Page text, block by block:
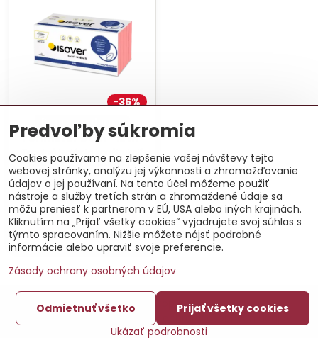
36%
Doprava zdarma
Perimeter 3 cm - 12 m²
Tepelná izolácia konštrukcií
budov, ktoré sa dotýkajú
zeme-do hĺbky 6 m.
46,76 €
3,90 €/ m2
Do košíka
©2026
Copyright
Zásady ochrany osobných údajov
Vytvorené pomocou:BiznisWeb.sk
Predvoľby súkromia
Cookies používame na zlepšenie vašej návštevy tejto
webovej stránky, analýzu jej výkonnosti a zhromažďovanie
údajov o jej používaní. Na tento účel môžeme použiť
nástroje a služby tretích strán a zhromaždené údaje sa
môžu preniesť k partnerom v EÚ, USA alebo iných krajinách.
Kliknutím na „Prijať všetky cookies“ vyjadrujete svoj súhlas s
týmto spracovaním. Nižšie môžete nájsť podrobné
informácie alebo upraviť svoje preferencie.
Zásady ochrany osobných údajov
Ukázať podrobnosti
Prijať všetky cookies
Odmietnuť všetko